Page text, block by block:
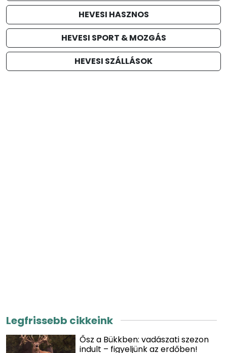
HEVESI HASZNOS
HEVESI SPORT & MOZGÁS
HEVESI SZÁLLÁSOK
Legfrissebb cikkeink
Ősz a Bükkben: vadászati szezon
indult – figyeljünk az erdőben!